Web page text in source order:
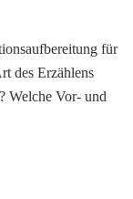
für
des Erzählens
Welche Vor- und